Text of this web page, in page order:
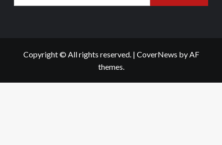
Copyright © All rights reserved. | CoverNews by AF
themes.